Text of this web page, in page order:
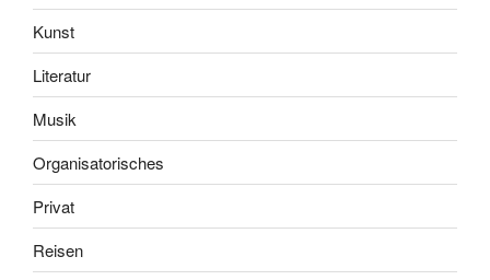
Kunst
Literatur
Musik
Organisatorisches
Privat
Reisen